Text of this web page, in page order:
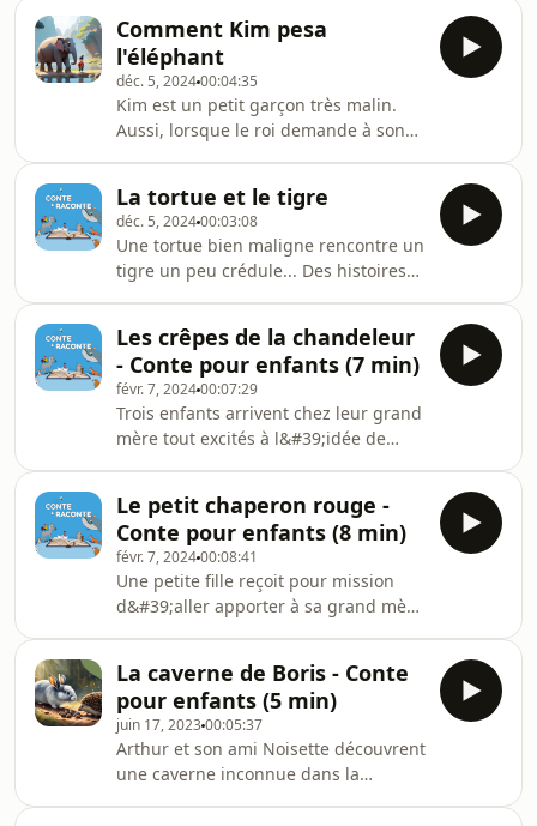
grandit, oublié des bûcherons qui ne
choisissent que des sapins chaque
année. Mais cette fois, tout change :
c’est
rendre compte de son erreur et
apprendre à s'accepter... Des histoires
courtes à écouter pour les petits
avant l'aller dormir… ou n'importe
quand ! Préparez votre enfant à la
lecture : des histoires sans
illustrations pour faire travailler son
imagination
Comment Kim pesa
l'éléphant
déc. 5, 202400:04:35
Kim est un petit garçon très malin.
Aussi, lorsque le roi demande à son
courtes à écouter pour les petits
avant l'aller dormir… ou n'importe
quand ! Préparez votre enfant à la
lecture : des histoires audio sans
illustrations pour faire travailler son
imagination et un vocabulaire soigné
pour apprendre des mots chaque
jour.
La tortue et le tigre
déc. 5, 202400:03:08
Une tortue bien maligne rencontre un
tigre un peu crédule... Des histoires
quand ! Préparez votre enfant à la
lecture : des histoires audio sans
illustrations pour faire travailler son
imagination et un vocabulaire soigné
pour apprendre des mots chaque
jour. Texte: VENI Audio : Thomas
Buvignier Musique : fiftysounds.com
#con
Les crêpes de la chandeleur
- Conte pour enfants (7 min)
févr. 7, 202400:07:29
Trois enfants arrivent chez leur grand
mère tout excités à l&#39;idée de
d&#39;abord leur raconter la légende
qui se cache derrière ces fameuses
crêpes si délicieuses. Découvrez un
conte de la chandeleur avec Conte et
Raconte ! La Chandeleur tire son
origine de la fête païenne de la
Lumière, célébrée chez les Romains
Le petit chaperon rouge -
Conte pour enfants (8 min)
févr. 7, 202400:08:41
Une petite fille reçoit pour mission
d&#39;aller apporter à sa grand mère
drôle de rencontre... Des histoires
courtes à écouter pour les petits
avant l&#39;aller dormir… ou
n&#39;importe quand ! Préparez
votre enfant à la lecture : des
histoires sans illustrations pour faire
La caverne de Boris - Conte
pour enfants (5 min)
juin 17, 202300:05:37
Arthur et son ami Noisette découvrent
une caverne inconnue dans la